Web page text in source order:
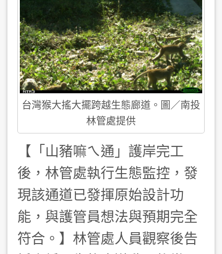
台灣猴大搖大擺跨越生態廊道。圖／南投
林管處提供
【「山豬嘛ㄟ通」護岸完工
後，林管處執行生態監控，發
現該通道已發揮原始設計功
能，與護管員想法與預期完全
符合。】林管處人員觀察後告